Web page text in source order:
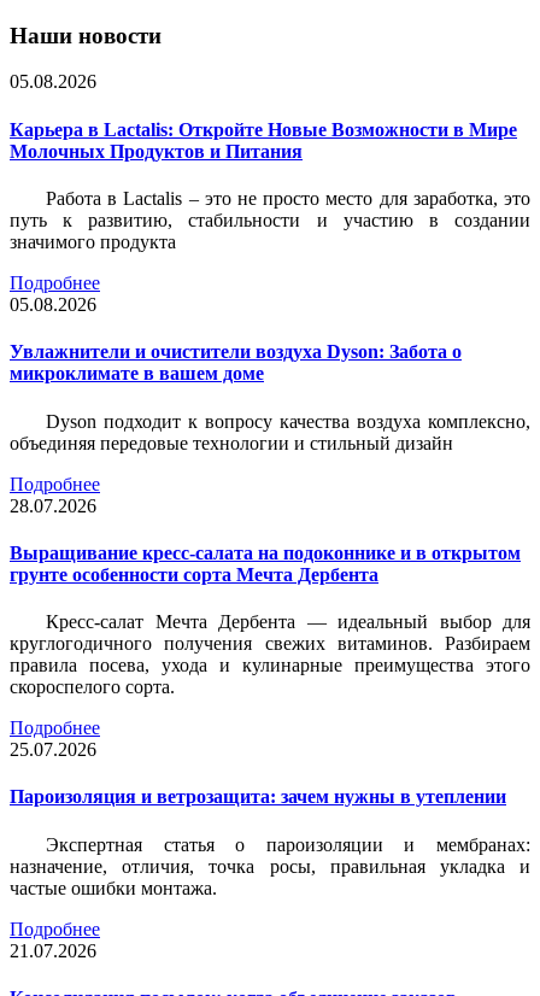
Наши новости
05.08.2026
Карьера в Lactalis: Откройте Новые Возможности в Мире
Молочных Продуктов и Питания
Работа в Lactalis – это не просто место для заработка, это
путь к развитию, стабильности и участию в создании
значимого продукта
Подробнее
05.08.2026
Увлажнители и очистители воздуха Dyson: Забота о
микроклимате в вашем доме
Dyson подходит к вопросу качества воздуха комплексно,
объединяя передовые технологии и стильный дизайн
Подробнее
28.07.2026
Выращивание кресс-салата на подоконнике и в открытом
грунте особенности сорта Мечта Дербента
Кресс-салат Мечта Дербента — идеальный выбор для
круглогодичного получения свежих витаминов. Разбираем
правила посева, ухода и кулинарные преимущества этого
скороспелого сорта.
Подробнее
25.07.2026
Пароизоляция и ветрозащита: зачем нужны в утеплении
Экспертная статья о пароизоляции и мембранах:
назначение, отличия, точка росы, правильная укладка и
частые ошибки монтажа.
Подробнее
21.07.2026